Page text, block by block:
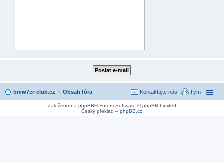
bmw7er-club.cz Obsah fóra Tým
Kontaktujte nás
Založeno na phpBB® Forum Software © phpBB Limited
Český překlad – phpBB.cz